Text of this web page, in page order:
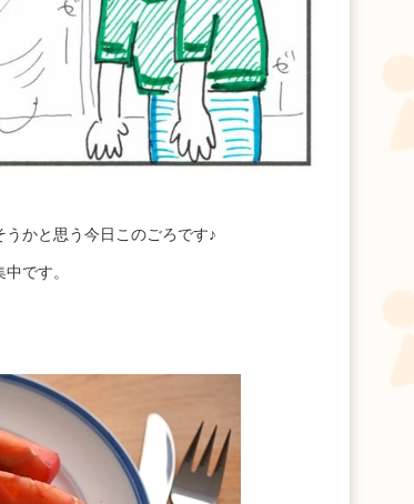
かと思う今日このごろです♪
です。